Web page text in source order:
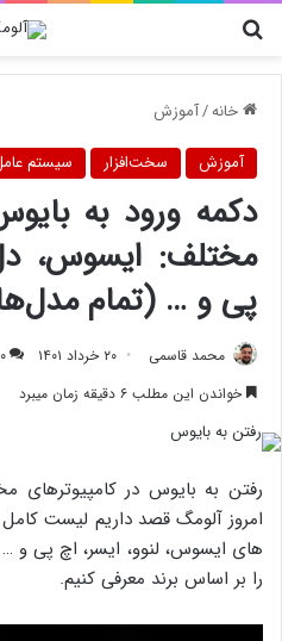
خانه/آموزش
آموزش سخت‌افزار سیستم
دکمه ورود به
مختلف: ایسوس،
پی و … (تمام
محمد قاسمی ۲۰ خرداد ۱۴۰۱
۰
خواندن این مطلب ۶ دقیقه زمان میبرد
رفتن به بایوس در
امروز آلومگ قصد داریم لیست
های ایسوس، لنوو، ایسر، اچ پی و
را بر اساس برند معرفی کنیم.